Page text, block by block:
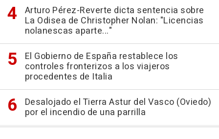
Arturo Pérez-Reverte dicta sentencia sobre
La Odisea de Christopher Nolan: "Licencias
nolanescas aparte..."
El Gobierno de España restablece los
controles fronterizos a los viajeros
procedentes de Italia
Desalojado el Tierra Astur del Vasco (Oviedo)
por el incendio de una parrilla